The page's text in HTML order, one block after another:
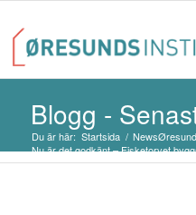
Blogg -
Du är här: Startsida / NewsØresund
Nu är det godkänt – Fisketorvet